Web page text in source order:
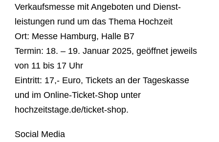
Verkaufsmesse mit Angeboten und Dienst-
leistungen rund um das Thema Hochzeit
Ort: Messe Hamburg, Halle B7
Termin: 18. – 19. Januar 2025, geöffnet jeweils
von 11 bis 17 Uhr
Eintritt: 17,- Euro, Tickets an der Tageskasse
und im Online-Ticket-Shop unter
hochzeitstage.de/ticket-shop.
Social Media